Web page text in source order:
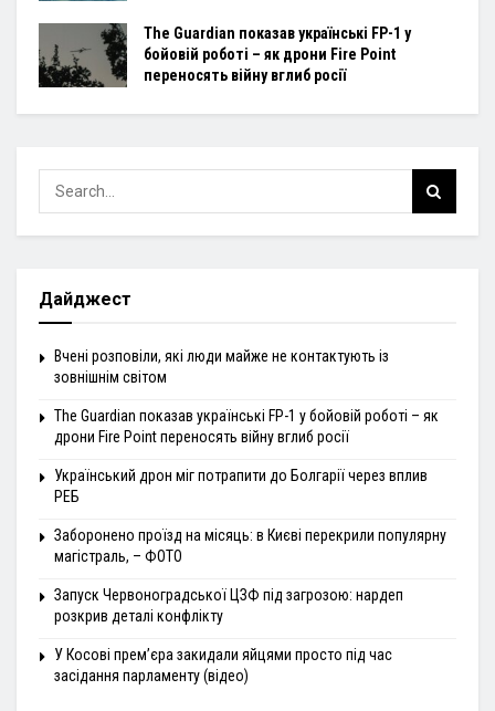
The Guardian показав українські FP-1 у
бойовій роботі – як дрони Fire Point
переносять війну вглиб росії
Дайджест
Вчені розповіли, які люди майже не контактують із
зовнішнім світом
The Guardian показав українські FP-1 у бойовій роботі – як
дрони Fire Point переносять війну вглиб росії
Український дрон міг потрапити до Болгарії через вплив
РЕБ
Заборонено проїзд на місяць: в Києві перекрили популярну
магістраль, – ФОТО
Запуск Червоноградської ЦЗФ під загрозою: нардеп
розкрив деталі конфлікту
У Косові прем’єра закидали яйцями просто під час
засідання парламенту (відео)